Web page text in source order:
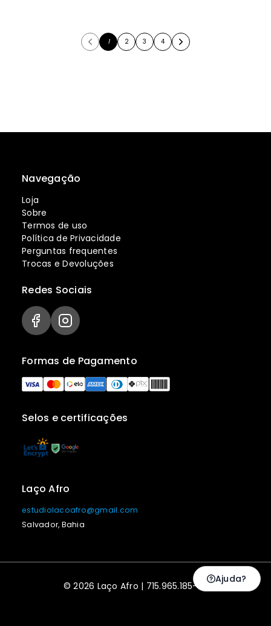
1 2 3 4
Navegação
Loja
Sobre
Termos de uso
Política de Privacidade
Perguntas frequentes
Trocas e Devoluções
Selos e certificações
Formas de Pagamento
Redes Sociais
Laço Afro
estudiolacoafro@gmail.com
Salvador, Bahia
© 2026 Laço Afro | 715.965.185-53
Ajuda?